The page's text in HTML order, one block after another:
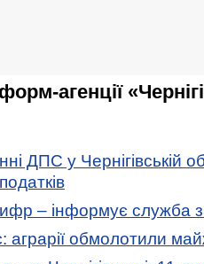
агенції
ДПС у Чернігівській
– інформує служба
аграрії обмолотили